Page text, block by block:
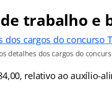
trabalho e
detalhes dos cargos do
relativo ao auxílio-